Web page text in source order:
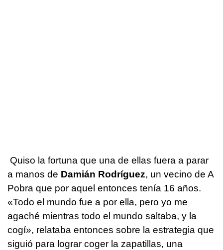
Quiso la fortuna que una de ellas fuera a parar
a manos de Damián Rodríguez, un vecino de A
Pobra que por aquel entonces tenía 16 años.
«Todo el mundo fue a por ella, pero yo me
agaché mientras todo el mundo saltaba, y la
cogí», relataba entonces sobre la estrategia que
siguió para lograr coger la zapatillas, una